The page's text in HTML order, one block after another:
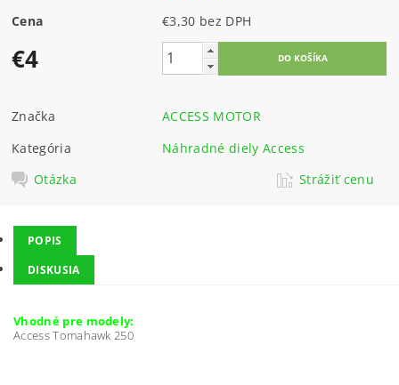
Cena €3,30 bez DPH
€4
Značka
ACCESS MOTOR
Kategória
Náhradné diely Access
Otázka
Strážiť cenu
POPIS
DISKUSIA
Vhodné pre modely:
Access Tomahawk 250